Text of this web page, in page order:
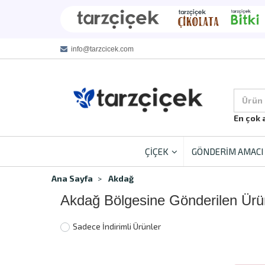
info@tarzcicek.com
Ürün
En çok
ÇİÇEK GÖNDERİM AMACI
Ana Sayfa Akdağ
Akdağ Bölgesine Gönderilen
Sadece İndirimli Ürünler